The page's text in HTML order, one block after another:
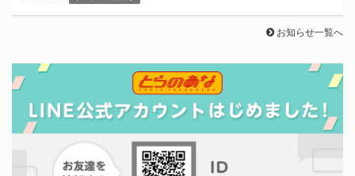
お知らせ一覧へ